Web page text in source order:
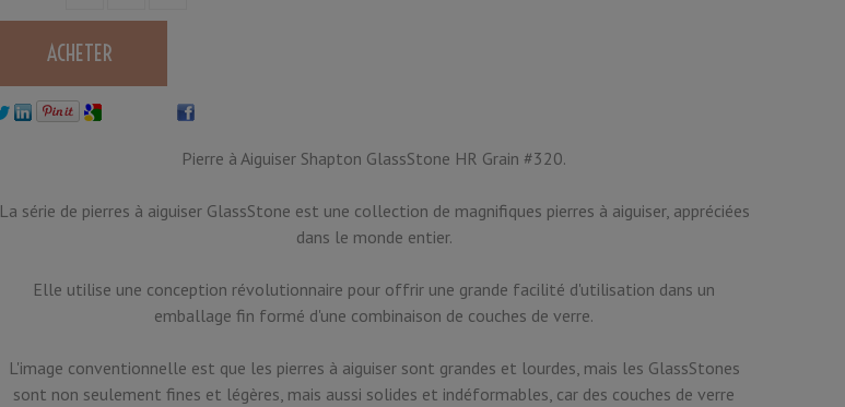
Pierre à Aiguiser Shapton GlassStone HR Grain #320.
La série de pierres à aiguiser GlassStone est une collection de magnifiques pierres à aiguiser, appréciées
dans le monde entier.
Elle utilise une conception révolutionnaire pour offrir une grande facilité d'utilisation dans un
emballage fin formé d'une combinaison de couches de verre.
L'image conventionnelle est que les pierres à aiguiser sont grandes et lourdes, mais les GlassStones
sont non seulement fines et légères, mais aussi solides et indéformables, car des couches de verre